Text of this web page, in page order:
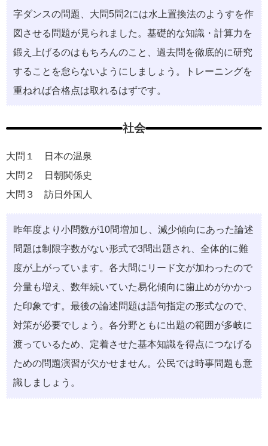
字ダンスの問題、大問5問2には水上置換法のようすを作
図させる問題が見られました。基礎的な知識・計算力を
鍛え上げるのはもちろんのこと、過去問を徹底的に研究
することを怠らないようにしましょう。トレーニングを
重ねれば合格点は取れるはずです。
社会
大問１ 日本の温泉
大問２ 日朝関係史
大問３ 訪日外国人
昨年度より小問数が10問増加し、減少傾向にあった論述
問題は制限字数がない形式で3問出題され、全体的に難
度が上がっています。各大問にリード文が加わったので
分量も増え、数年続いていた易化傾向に歯止めがかかっ
た印象です。最後の論述問題は語句指定の形式なので、
対策が必要でしょう。各分野ともに出題の範囲が多岐に
渡っているため、定着させた基本知識を得点につなげる
ための問題演習が欠かせません。公民では時事問題も意
識しましょう。